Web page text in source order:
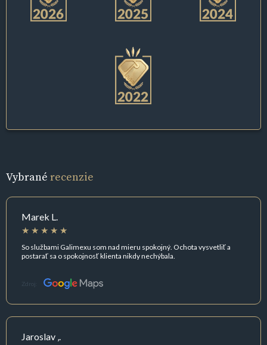
Vybrané recenzie
Marek L.
So službami Galimexu som nad mieru spokojný. Ochota vysvetliť a
postarať sa o spokojnosť klienta nikdy nechýbala.
Zdroj:
Jaroslav ‚.